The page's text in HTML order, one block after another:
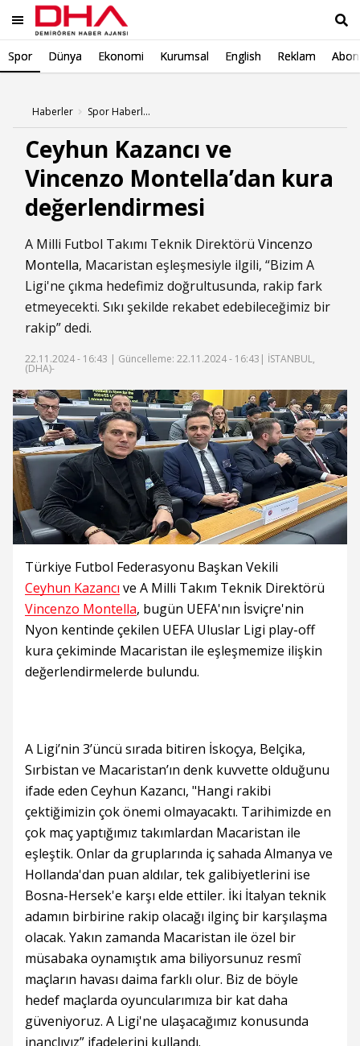
Spor Dünya Ekonomi Kurumsal English Reklam
Haberler Spor Haberleri
Ceyhun Kazancı ve
Vincenzo Montella’dan kura
değerlendirmesi
A Milli Futbol Takımı Teknik Direktörü Vincenzo
Montella, Macaristan eşleşmesiyle ilgili, “Bizim A
Ligi'ne çıkma hedefimiz doğrultusunda, rakip fark
etmeyecekti. Sıkı şekilde rekabet edebileceğimiz bir
rakip” dedi.
22.11.2024 - 16:43 | Güncelleme: 22.11.2024 - 16:43 | İSTANBUL,
(DHA)-
Türkiye Futbol Federasyonu Başkan Vekili
Ceyhun Kazancı ve A Milli Takım Teknik Direktörü
Vincenzo Montella, bugün UEFA'nın İsviçre'nin
Nyon kentinde çekilen UEFA Uluslar Ligi play-off
kura çekiminde Macaristan ile eşleşmemize ilişkin
değerlendirmelerde bulundu.
A Ligi’nin 3’üncü sırada bitiren İskoçya, Belçika,
Sırbistan ve Macaristan’ın denk kuvvette olduğunu
ifade eden Ceyhun Kazancı, "Hangi rakibi
çektiğimizin çok önemi olmayacaktı. Tarihimizde en
çok maç yaptığımız takımlardan Macaristan ile
eşleştik. Onlar da gruplarında iç sahada Almanya ve
Hollanda'dan puan aldılar, tek galibiyetlerini ise
Bosna-Hersek'e karşı elde ettiler. İki İtalyan teknik
adamın birbirine rakip olacağı ilginç bir karşılaşma
olacak. Yakın zamanda Macaristan ile özel bir
müsabaka oynamıştık ama biliyorsunuz resmî
maçların havası daima farklı olur. Biz de böyle
hedef maçlarda oyuncularımıza bir kat daha
güveniyoruz. A Ligi'ne ulaşacağımız konusunda
inançlıyız” ifadelerini kullandı.